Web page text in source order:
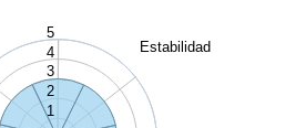
Estabilidad
1
2
3
4
5